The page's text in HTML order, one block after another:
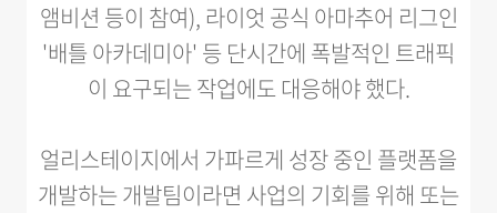
앰비션 등이 참여), 라이엇 공식 아마추어 리그인
'배틀 아카데미아' 등 단시간에 폭발적인 트래픽
이 요구되는 작업에도 대응해야 했다.
얼리스테이지에서 가파르게 성장 중인 플랫폼을
개발하는 개발팀이라면 사업의 기회를 위해 또는